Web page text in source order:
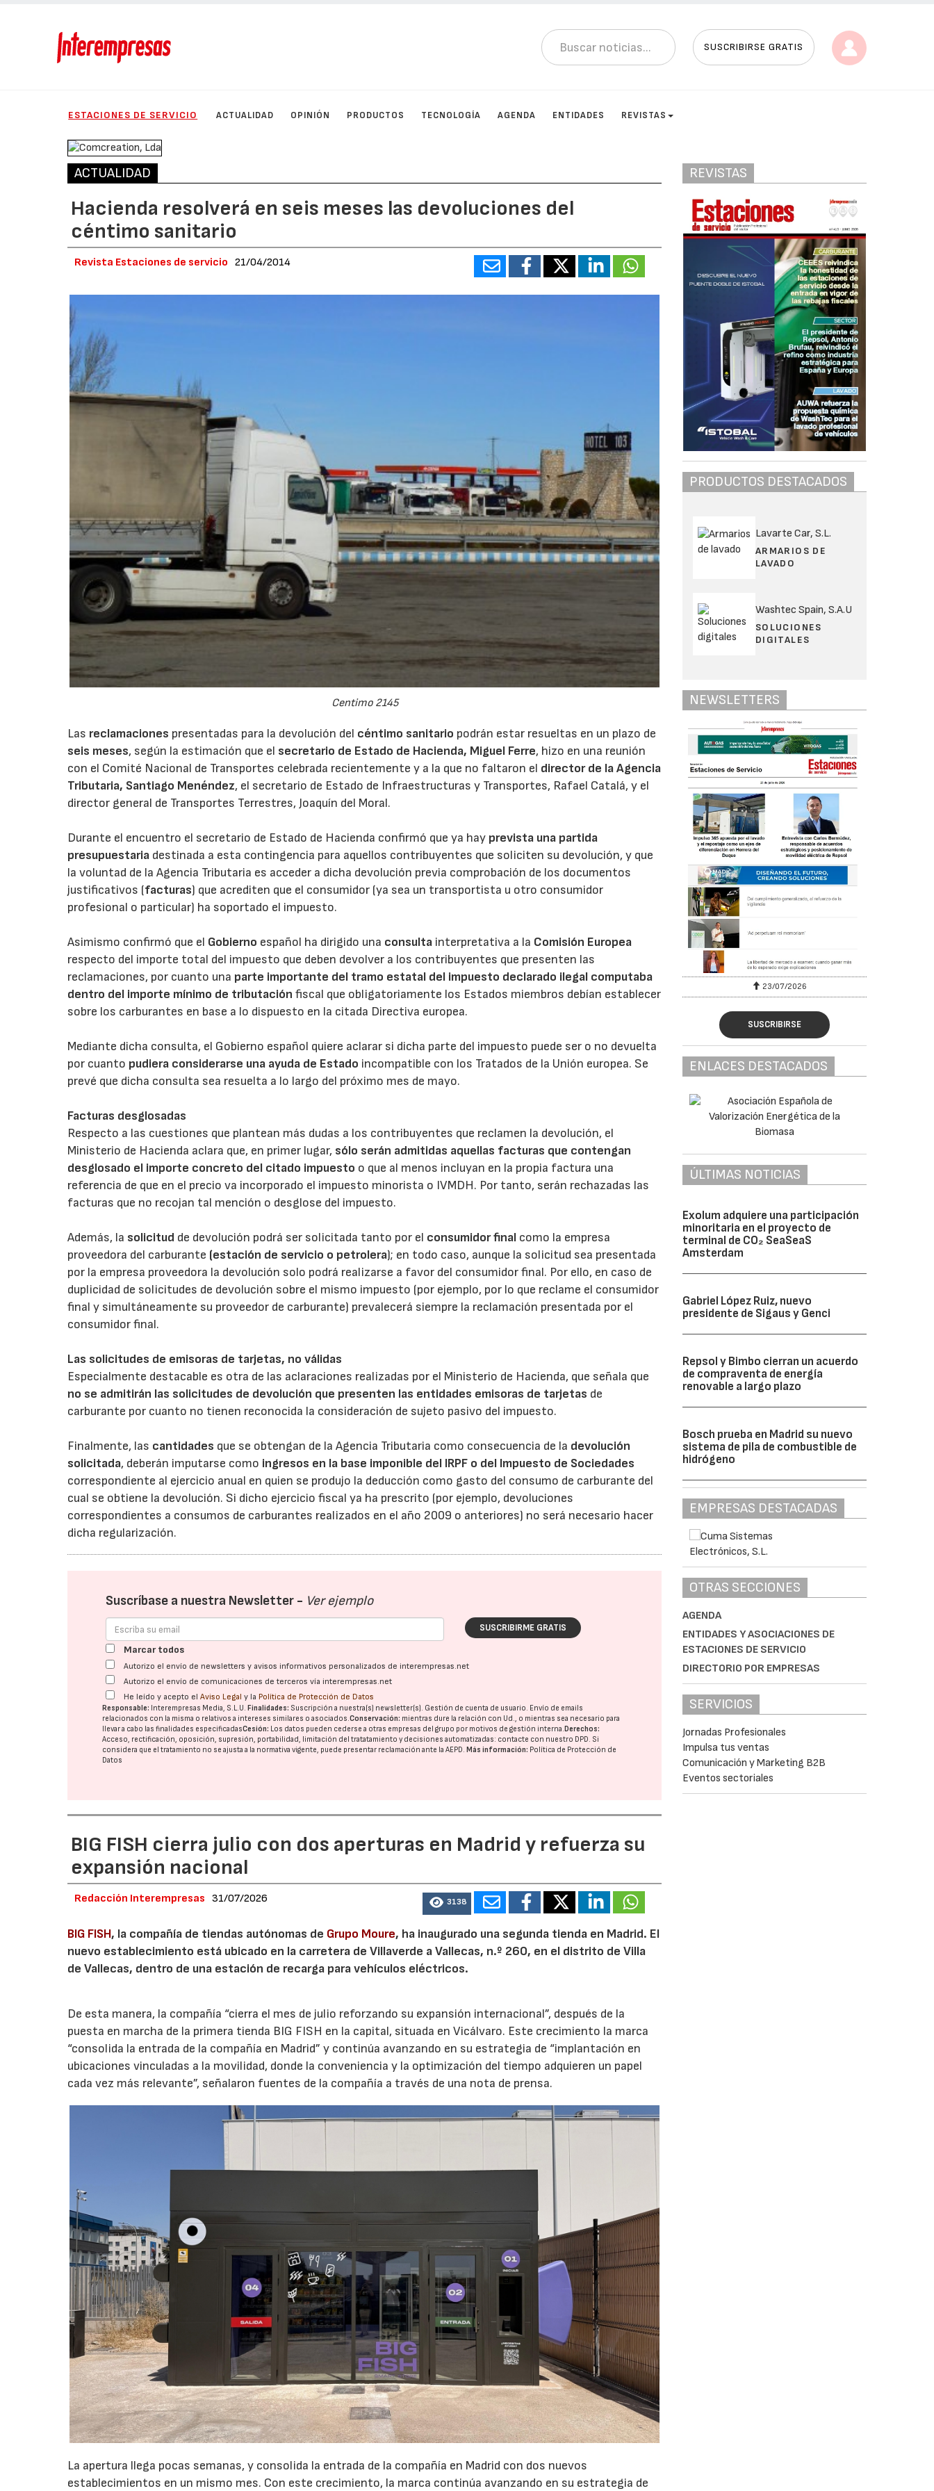
SUSCRIBIRSE GRATIS
ESTACIONES DE SERVICIO ACTUALIDAD OPINIÓN PRODUCTOS TECNOLOGÍA AGENDA ENTIDADES REVISTAS
ACTUALIDAD
Hacienda resolverá en seis meses las devoluciones del
céntimo sanitario
Revista Estaciones de servicio 21/04/2014
Centimo 2145
Las reclamaciones presentadas para la devolución del céntimo sanitario podrán estar resueltas en un plazo de
seis meses, según la estimación que el secretario de Estado de Hacienda, Miguel Ferre, hizo en una reunión
con el Comité Nacional de Transportes celebrada recientemente y a la que no faltaron el director de la Agencia
Tributaria, Santiago Menéndez, el secretario de Estado de Infraestructuras y Transportes, Rafael Catalá, y el
director general de Transportes Terrestres, Joaquín del Moral.
Durante el encuentro el secretario de Estado de Hacienda confirmó que ya hay prevista una partida
presupuestaria destinada a esta contingencia para aquellos contribuyentes que soliciten su devolución, y que
la voluntad de la Agencia Tributaria es acceder a dicha devolución previa comprobación de los documentos
justificativos (facturas) que acrediten que el consumidor (ya sea un transportista u otro consumidor
profesional o particular) ha soportado el impuesto.
Asimismo confirmó que el Gobierno español ha dirigido una consulta interpretativa a la Comisión Europea
respecto del importe total del impuesto que deben devolver a los contribuyentes que presenten las
reclamaciones, por cuanto una parte importante del tramo estatal del impuesto declarado ilegal computaba
dentro del importe mínimo de tributación fiscal que obligatoriamente los Estados miembros debían establecer
sobre los carburantes en base a lo dispuesto en la citada Directiva europea.
Mediante dicha consulta, el Gobierno español quiere aclarar si dicha parte del impuesto puede ser o no devuelta
por cuanto pudiera considerarse una ayuda de Estado incompatible con los Tratados de la Unión europea. Se
prevé que dicha consulta sea resuelta a lo largo del próximo mes de mayo.
Facturas desglosadas
Respecto a las cuestiones que plantean más dudas a los contribuyentes que reclamen la devolución, el
Ministerio de Hacienda aclara que, en primer lugar, sólo serán admitidas aquellas facturas que contengan
desglosado el importe concreto del citado impuesto o que al menos incluyan en la propia factura una
referencia de que en el precio va incorporado el impuesto minorista o IVMDH. Por tanto, serán rechazadas las
facturas que no recojan tal mención o desglose del impuesto.
Además, la solicitud de devolución podrá ser solicitada tanto por el consumidor final como la empresa
proveedora del carburante (estación de servicio o petrolera); en todo caso, aunque la solicitud sea presentada
por la empresa proveedora la devolución solo podrá realizarse a favor del consumidor final. Por ello, en caso de
duplicidad de solicitudes de devolución sobre el mismo impuesto (por ejemplo, por lo que reclame el consumidor
final y simultáneamente su proveedor de carburante) prevalecerá siempre la reclamación presentada por el
consumidor final.
Las solicitudes de emisoras de tarjetas, no válidas
Especialmente destacable es otra de las aclaraciones realizadas por el Ministerio de Hacienda, que señala que
no se admitirán las solicitudes de devolución que presenten las entidades emisoras de tarjetas de
carburante por cuanto no tienen reconocida la consideración de sujeto pasivo del impuesto.
Finalmente, las cantidades que se obtengan de la Agencia Tributaria como consecuencia de la devolución
solicitada, deberán imputarse como ingresos en la base imponible del IRPF o del Impuesto de Sociedades
correspondiente al ejercicio anual en quien se produjo la deducción como gasto del consumo de carburante del
cual se obtiene la devolución. Si dicho ejercicio fiscal ya ha prescrito (por ejemplo, devoluciones
correspondientes a consumos de carburantes realizados en el año 2009 o anteriores) no será necesario hacer
dicha regularización.
Suscríbase a nuestra Newsletter - Ver ejemplo
SUSCRIBIRME GRATIS
Marcar todos
Autorizo el envío de newsletters y avisos informativos personalizados de interempresas.net
Autorizo el envío de comunicaciones de terceros vía interempresas.net
He leído y acepto elAviso Legal y la Política de Protección de Datos
Responsable: Interempresas Media, S.L.U. Finalidades: Suscripción a nuestra(s) newsletter(s). Gestión de cuenta de usuario. Envío de emails
relacionados con la misma o relativos a intereses similares o asociados.Conservación: mientras dure la relación con Ud., o mientras sea necesario para
llevar a cabo las finalidades especificadasCesión: Los datos pueden cederse a otras empresas del grupo por motivos de gestión interna. Derechos:
Acceso, rectificación, oposición, supresión, portabilidad, limitación del tratatamiento y decisiones automatizadas: contacte con nuestro DPD. Si
considera que el tratamiento no se ajusta a la normativa vigente, puede presentar reclamación ante laAEPD. Más información: Política de Protección de
Datos
BIG FISH cierra julio con dos aperturas en Madrid y refuerza su
expansión nacional
Redacción Interempresas 31/07/2026 3138
BIG FISH, la compañía de tiendas autónomas de Grupo Moure, ha inaugurado una segunda tienda en Madrid. El
nuevo establecimiento está ubicado en la carretera de Villaverde a Vallecas, n.º 260, en el distrito de Villa
de Vallecas, dentro de una estación de recarga para vehículos eléctricos.
De esta manera, la compañía “cierra el mes de julio reforzando su expansión internacional”, después de la
puesta en marcha de la primera tienda BIG FISH en la capital, situada en Vicálvaro. Este crecimiento la marca
“consolida la entrada de la compañía en Madrid” y continúa avanzando en su estrategia de “implantación en
ubicaciones vinculadas a la movilidad, donde la conveniencia y la optimización del tiempo adquieren un papel
cada vez más relevante”, señalaron fuentes de la compañía a través de una nota de prensa.
La apertura llega pocas semanas, y consolida la entrada de la compañía en Madrid con dos nuevos
establecimientos en un mismo mes. Con este crecimiento, la marca continúa avanzando en su estrategia de
REVISTAS
PRODUCTOS DESTACADOS
Lavarte Car, S.L.
ARMARIOS DE
LAVADO
Washtec Spain, S.A.U
SOLUCIONES
DIGITALES
NEWSLETTERS
23/07/2026
SUSCRIBIRSE
ENLACES DESTACADOS
ÚLTIMAS NOTICIAS
Exolum adquiere una participación
minoritaria en el proyecto de
terminal de CO₂ SeaSeaS
Amsterdam
Gabriel López Ruiz, nuevo
presidente de Sigaus y Genci
Repsol y Bimbo cierran un acuerdo
de compraventa de energía
renovable a largo plazo
Bosch prueba en Madrid su nuevo
sistema de pila de combustible de
hidrógeno
EMPRESAS DESTACADAS
OTRAS SECCIONES
AGENDA
ENTIDADES Y ASOCIACIONES DE
ESTACIONES DE SERVICIO
DIRECTORIO POR EMPRESAS
SERVICIOS
Jornadas Profesionales
Impulsa tus ventas
Comunicación y Marketing B2B
Eventos sectoriales